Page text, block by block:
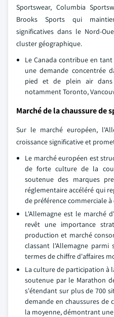
Sportswear, Columbia
Brooks Sports qui
significatives dans le Nord-
cluster géographique.
Le Canada contribue en
une demande concentrée
pied et de plein air dans
notamment Toronto,
Marché de la chaussure de
Sur le marché européen,
croissance significative et
Le marché européen est
de forte culture de la
soutenue des marques
réglementaire accéléré qui
de préférence commerciale à
L'Allemagne est le marché
revêt une importance
production et marché
classant l'Allemagne parmi
termes de chiffre d'affaires
La culture de participation à
soutenue par le Marathon
s'étendant sur plus de 700
demande en chaussures de
la moyenne, démontrant